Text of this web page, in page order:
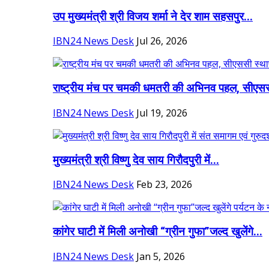
उप मुख्यमंत्री श्री विजय शर्मा ने देर शाम सहसपुर...
IBN24 News Desk Jul 26, 2026
राष्ट्रीय मंच पर चमकी धमतरी की अभिनव पहल,
IBN24 News Desk Jul 19, 2026
मुख्यमंत्री श्री विष्णु देव साय गिरौदपुरी में...
IBN24 News Desk Feb 23, 2026
कांगेर घाटी में मिली अनोखी “ग्रीन गुफा”जल्द खुलेंगे...
IBN24 News Desk Jan 5, 2026